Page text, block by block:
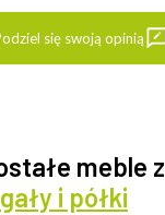
się swoją opinią
meble z
i półki